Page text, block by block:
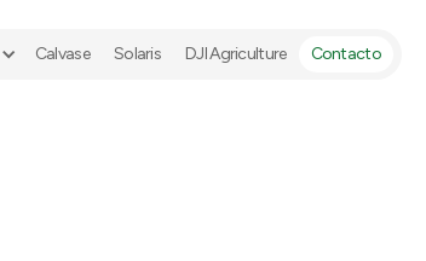
Calvase Solaris DJI Agriculture Contacto